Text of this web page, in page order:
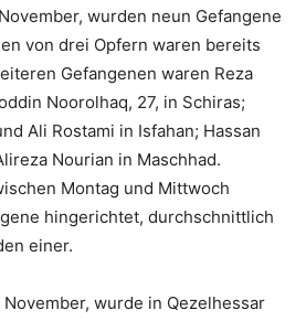
wurden neun Gefangene
von drei Opfern waren bereits
Gefangenen waren Reza
Noorolhaq, 27, in Schiras;
Ali Rostami in Isfahan; Hassan
Nourian in Maschhad.
Montag und Mittwoch
hingerichtet, durchschnittlich
einer.
wurde in Qezelhessar